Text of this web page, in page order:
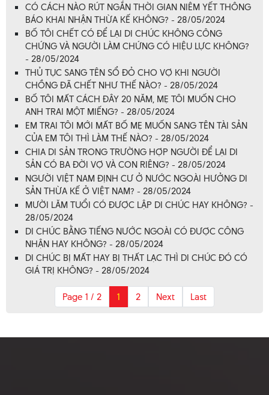
CÓ CÁCH NÀO RÚT NGẮN THỜI GIAN NIÊM YẾT THÔNG
BÁO KHAI NHẬN THỪA KẾ KHÔNG? - 28/05/2024
BỐ TÔI CHẾT CÓ ĐỂ LẠI DI CHÚC KHÔNG CÔNG
CHỨNG VÀ NGƯỜI LÀM CHỨNG CÓ HIỆU LỰC KHÔNG?
- 28/05/2024
THỦ TỤC SANG TÊN SỔ ĐỎ CHO VỢ KHI NGƯỜI
CHỒNG ĐÃ CHẾT NHƯ THẾ NÀO? - 28/05/2024
BỐ TÔI MẤT CÁCH ĐÂY 20 NĂM, MẸ TÔI MUỐN CHO
ANH TRAI MỘT MIẾNG? - 28/05/2024
EM TRAI TÔI MỚI MẤT BỐ MẸ MUỐN SANG TÊN TÀI SẢN
CỦA EM TÔI THÌ LÀM THẾ NÀO? - 28/05/2024
CHIA DI SẢN TRONG TRƯỜNG HỢP NGƯỜI ĐỂ LẠI DI
SẢN CÓ BA ĐỜI VỢ VÀ CON RIÊNG? - 28/05/2024
NGƯỜI VIỆT NAM ĐỊNH CƯ Ở NƯỚC NGOÀI HƯỞNG DI
SẢN THỪA KẾ Ở VIỆT NAM? - 28/05/2024
MƯỜI LĂM TUỔI CÓ ĐƯỢC LẬP DI CHÚC HAY KHÔNG? -
28/05/2024
DI CHÚC BẰNG TIẾNG NƯỚC NGOÀI CÓ ĐƯỢC CÔNG
NHẬN HAY KHÔNG? - 28/05/2024
DI CHÚC BỊ MẤT HAY BỊ THẤT LẠC THÌ DI CHÚC ĐÓ CÓ
GIÁ TRỊ KHÔNG? - 28/05/2024
Page 1 / 2 1 2 Next Last